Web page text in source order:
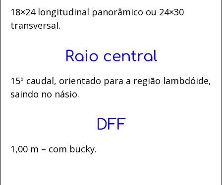
18×24 longitudinal panorâmico ou 24×30
transversal.
Raio central
15º caudal, orientado para a região lambdóide,
saindo no násio.
DFF
1,00 m – com bucky.